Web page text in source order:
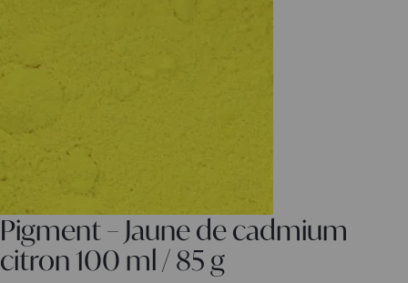
Pigment – Jaune de cadmium
citron 100 ml / 85 g